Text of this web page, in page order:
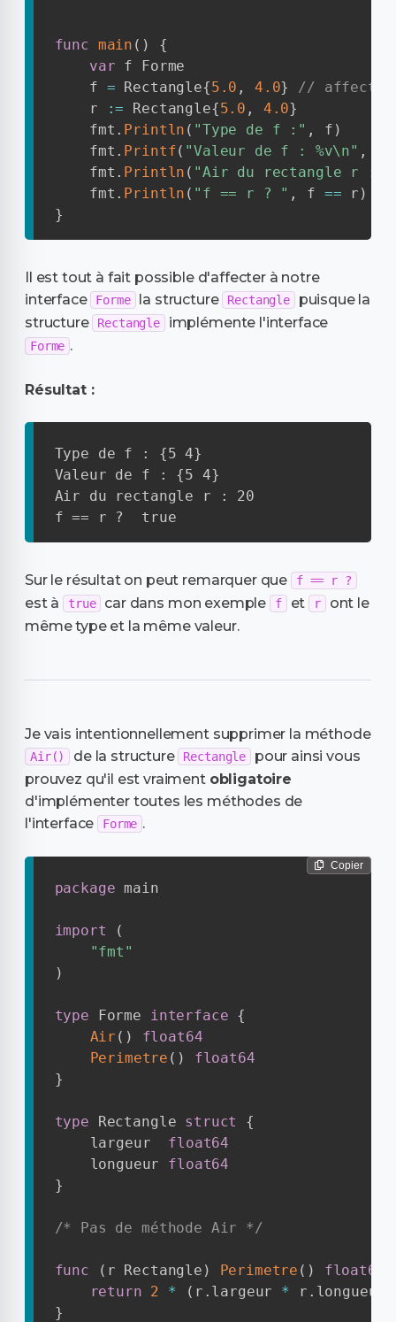
func main ( )
{
var f Forme
    f
= Rectangle{5.0 , 4.0}
//
    r
:= Rectangle{5.0 , 4.0}
    fmt
. Println ( "Type de f :" , f )
    fmt
. Printf( "Valeur de f : %v\n" ,
    fmt
. Println ( "Air du rectangle r :"
    fmt
. Println ( "f == r ? " , f == r )
}
Il est tout à fait possible d'affecter à notre
interface
Forme la structure Rectangle
puisque la
structure
Rectangle implémente l'interface
Forme .
Résultat :
Type de f : {5 4}
Valeur de f : {5 4}
Air du rectangle r : 20
f == r ?  true
Sur le résultat on peut remarquer que f == r ?
est à true car dans mon exemple f et r
ont le
même type et la même valeur.
Je vais intentionnellement supprimer la méthode
Air() de la structure Rectangle
pour ainsi vous
prouvez qu'il est vraiment obligatoire
d'implémenter toutes les méthodes de
l'interface
Forme .
Copier
package main
import
(
"fmt"
)
type Forme interface {
Air ( )
float64
Perimetre ( )
float64
}
type Rectangle struct
{
	largeur
float64
	longueur
float64
}
/* Pas de méthode Air */
func ( r Rectangle ) Perimetre ( ) float64
return 2 * ( r . largeur * r . longueur
}